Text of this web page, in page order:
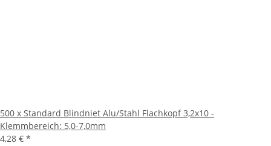
500 x Standard Blindniet Alu/Stahl Flachkopf 3,2x10 -
Klemmbereich: 5,0-7,0mm
4,28 € *